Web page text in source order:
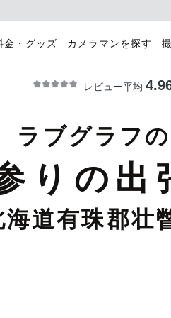
金・グッズ カメラマンを探す
レビュー平均
ラブグラフの
りの出
海道有珠郡壮